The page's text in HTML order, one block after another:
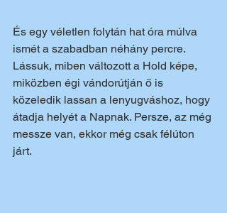
És egy véletlen folytán hat óra múlva
ismét a szabadban néhány percre.
Lássuk, miben változott a Hold képe,
miközben égi vándorútján ő is
közeledik lassan a lenyugváshoz, hogy
átadja helyét a Napnak. Persze, az még
messze van, ekkor még csak félúton
járt.